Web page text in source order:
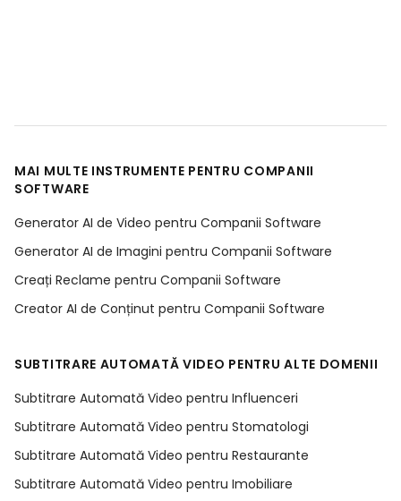
MAI MULTE INSTRUMENTE PENTRU COMPANII
SOFTWARE
Generator AI de Video pentru Companii Software
Generator AI de Imagini pentru Companii Software
Creați Reclame pentru Companii Software
Creator AI de Conținut pentru Companii Software
SUBTITRARE AUTOMATĂ VIDEO PENTRU ALTE DOMENII
Subtitrare Automată Video pentru Influenceri
Subtitrare Automată Video pentru Stomatologi
Subtitrare Automată Video pentru Restaurante
Subtitrare Automată Video pentru Imobiliare